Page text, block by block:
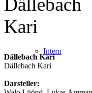
Intern
Dällebach Kari
Dällebach Kari
Darsteller: